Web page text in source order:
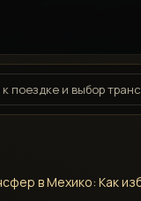
поездке и выбор
в Мехико: Как